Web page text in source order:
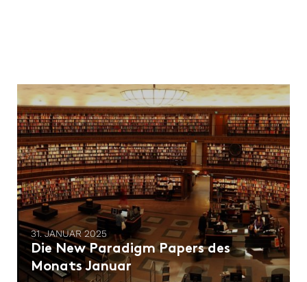
31. JANUAR 2025
Die New Paradigm Papers des
Monats Januar